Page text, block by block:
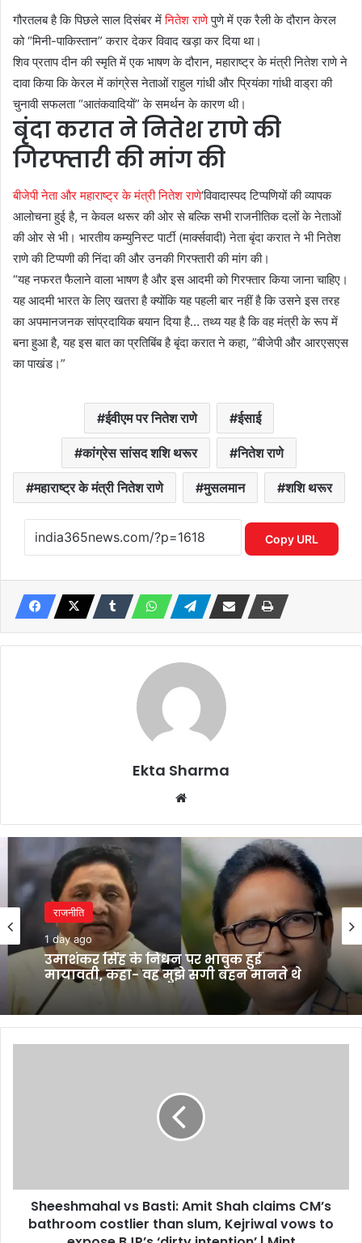
गौरतलब है कि पिछले साल दिसंबर मेंनितेश राणेपुणे में एक रैली के दौरान केरल
को “मिनी-पाकिस्तान” करार देकर विवाद खड़ा कर दिया था।
शिव प्रताप दीन की स्मृति में एक भाषण के दौरान, महाराष्ट्र के मंत्री नितेश राणे ने
दावा किया कि केरल में कांग्रेस नेताओं राहुल गांधी और प्रियंका गांधी वाड्रा की
चुनावी सफलता “आतंकवादियों” के समर्थन के कारण थी।
बृंदा करात ने नितेश राणे की
गिरफ्तारी की मांग की
बीजेपी नेता और महाराष्ट्र के मंत्री नितेश राणे‘विवादास्पद टिप्पणियों की व्यापक
आलोचना हुई है, न केवल थरूर की ओर से बल्कि सभी राजनीतिक दलों के नेताओं
की ओर से भी। भारतीय कम्युनिस्ट पार्टी (मार्क्सवादी) नेता बृंदा करात ने भी नितेश
राणे की टिप्पणी की निंदा की और उनकी गिरफ्तारी की मांग की।
“यह नफरत फैलाने वाला भाषण है और इस आदमी को गिरफ्तार किया जाना चाहिए।
यह आदमी भारत के लिए खतरा है क्योंकि यह पहली बार नहीं है कि उसने इस तरह
का अपमानजनक सांप्रदायिक बयान दिया है… तथ्य यह है कि वह मंत्री के रूप में
बना हुआ है, यह इस बात का प्रतिबिंब है बृंदा करात ने कहा, ”बीजेपी और आरएसएस
का पाखंड।”
ईवीएम पर नितेश राणे ईसाई
कांग्रेस सांसद शशि थरूर नितेश राणे
महाराष्ट्र के मंत्री नितेश राणे मुसलमान शशि थरूर
Copy URL
Ekta Sharma
राजनीति
1 day ago
उमाशंकर सिंह के निधन पर भावुक हुईं
मायावती, कहा- वह मुझे सगी बहन मानते थे
costlier
than
slum,
Sheeshmahal vs Basti: Amit Shah claims CM’s
bathroom costlier than slum, Kejriwal vows to